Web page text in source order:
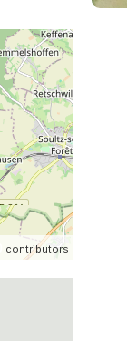
contributors